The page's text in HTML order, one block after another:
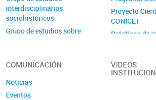
interdisciplinarios
sociohistóricos
Grupo de estudios sobre
estado, espacio y desarrollo
género, trabajo e innovación
Proyecto
CONICET
Prácticas de
COMUNICACIÓN
Noticias
Eventos
VIDEOS